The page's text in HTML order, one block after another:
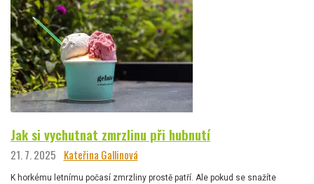
Jak si vychutnat zmrzlinu při hubnutí
21. 7. 2025 Kateřina Gallinová
K horkému letnímu počasí zmrzliny prostě patří. Ale pokud se snažíte